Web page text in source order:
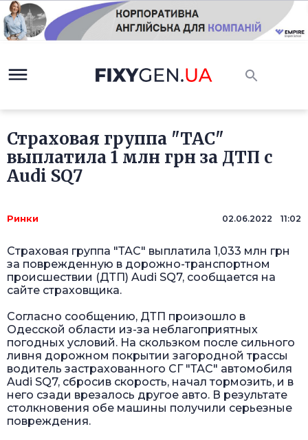
Страховая группа "ТАС"
выплатила 1 млн грн за ДТП с
Audi SQ7
Ринки 02.06.2022 11:02
Страховая группа "ТАС" выплатила 1,033 млн грн
за поврежденную в дорожно-транспортном
происшествии (ДТП) Audi SQ7, сообщается на
сайте страховщика.
Согласно сообщению, ДТП произошло в
Одесской области из-за неблагоприятных
погодных условий. На скользком после сильного
ливня дорожном покрытии загородной трассы
водитель застрахованного СГ "ТАС" автомобиля
Audi SQ7, сбросив скорость, начал тормозить, и в
него сзади врезалось другое авто. В результате
столкновения обе машины получили серьезные
повреждения.